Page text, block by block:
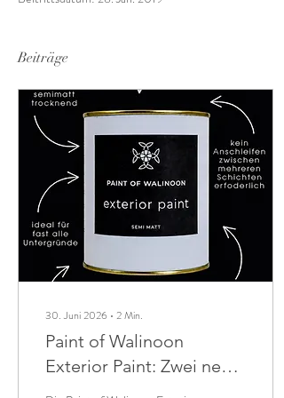
Beiträge
30. Juni 2026 ∙ 2Min.
Paint of Walinoon
Exterior Paint: Zwei neue
Farbtöne für den